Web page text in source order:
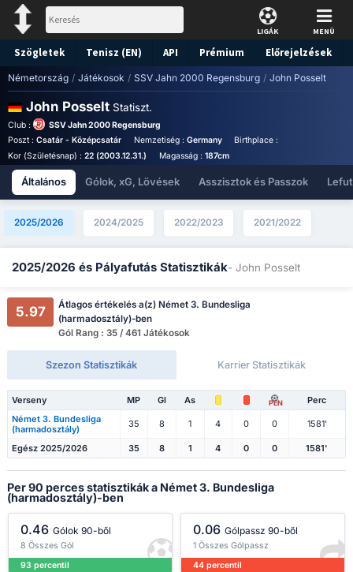
LIGÁK MENÜ
Szögletek Tenisz (EN) API Prémium Előrejelzések
Németország / Játékosok / SSV Jahn 2000 Regensburg / John Posselt
John Posselt Statiszt.
Club :
SSV Jahn 2000 Regensburg
Poszt : Csatár - Középcsatár Nemzetiség : Germany Birthplace :
Kor (Születésnap) : 22 (2003.12.31.) Magasság : 187cm
Általános Gólok, xG, Lövések Asszisztok és Passzok
2025/2026 2024/2025 2022/2023 2021/2022
2025/2026 és Pályafutás Statisztikák- John Posselt
5.97
Átlagos értékelés a(z) Német 3. Bundesliga
(harmadosztály)-ben
Gól Rang : 35 / 461 Játékosok
Szezon Statisztikák Karrier Statisztikák
Verseny MP Gl As PEN
Perc
Német 3. Bundesliga
(harmadosztály)
35 8 1 4 0 0 1581'
Egész 2025/2026 35 8 1 4 0 0 1581'
Per 90 perces statisztikák a Német 3. Bundesliga
(harmadosztály)-ben
0.46 Gólok 90-ből
8 Összes Gól
93 percentil
0.06 Gólpassz 90-ből
1 Összes Gólpassz
44 percentil